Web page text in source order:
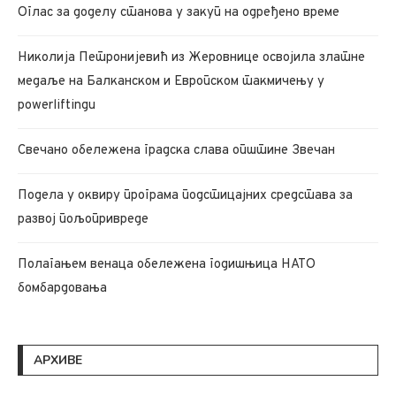
Oглас за доделу станова у закуп на одређено време
Николија Петронијевић из Жеровнице освојила златне
медаље на Балканском и Европском такмичењу у
powerliftingu
Свечано обележена градска слава општине Звечан
Подела у оквиру програма подстицајних средстава за
развој пољопривреде
Полагањем венаца обележена годишњица НАТО
бомбардовања
АРХИВЕ